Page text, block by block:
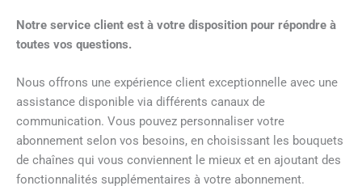
Notre service client est à votre disposition pour répondre à
toutes vos questions.
Nous offrons une expérience client exceptionnelle avec une
assistance disponible via différents canaux de
communication. Vous pouvez personnaliser votre
abonnement selon vos besoins, en choisissant les bouquets
de chaînes qui vous conviennent le mieux et en ajoutant des
fonctionnalités supplémentaires à votre abonnement.